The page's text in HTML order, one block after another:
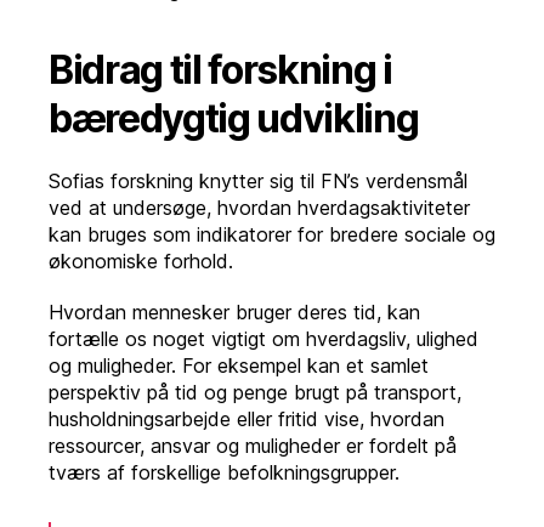
Bidrag til forskning i
bæredygtig udvikling
Sofias forskning knytter sig til FN’s verdensmål
ved at undersøge, hvordan hverdagsaktiviteter
kan bruges som indikatorer for bredere sociale og
økonomiske forhold.
Hvordan mennesker bruger deres tid, kan
fortælle os noget vigtigt om hverdagsliv, ulighed
og muligheder. For eksempel kan et samlet
perspektiv på tid og penge brugt på transport,
husholdningsarbejde eller fritid vise, hvordan
ressourcer, ansvar og muligheder er fordelt på
tværs af forskellige befolkningsgrupper.